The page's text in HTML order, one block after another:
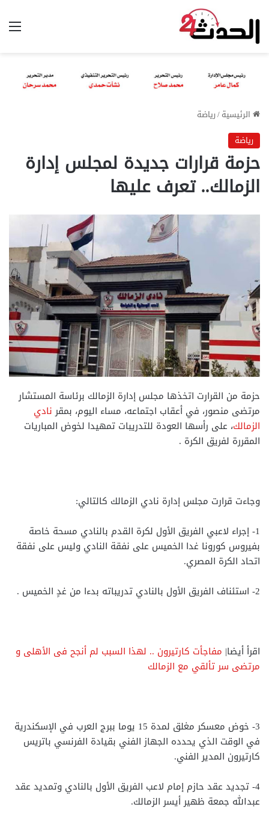
الرئيسية/رياضة
رياضة
حزمة قرارات جديدة لمجلس إدارة
الزمالك.. تعرف عليها
حزمة من القرارت اتخذها مجلس إدارة الزمالك برئاسة المستشار
مرتضى منصور، في أعقاب اجتماعه، مساء اليوم، بمقرنادي
الزمالك، على رأسها العودة للتدريبات تمهيدا لخوض المباريات
المقررة لفريق الكرة .
وجاءت قرارت مجلس إدارة نادي الزمالك كالتالي:
1- إجراء لاعبي الفريق الأول لكرة القدم بالنادي مسحة خاصة
بفيروس كورونا غدا الخميس على نفقة النادي وليس على نفقة
اتحاد الكرة المصري.
2- استئناف الفريق الأول بالنادي تدريباته بدءا من غدٍ الخميس .
اقرأ أيضا| مفاجأت كارتيرون .. لهذا السبب لم أنجح فى الأهلى و
مرتضى سر تألقي مع الزمالك
3- خوض معسكر مغلق لمدة 15 يوما ببرج العرب في الإسكندرية
في الوقت الذي يحدده الجهاز الفني بقيادة الفرنسي باتريس
كارتيرون المدير الفني.
4- تجديد عقد حازم إمام لاعب الفريق الأول بالنادي وتمديد عقد
عبدالله جمعة ظهير أيسر الزمالك.